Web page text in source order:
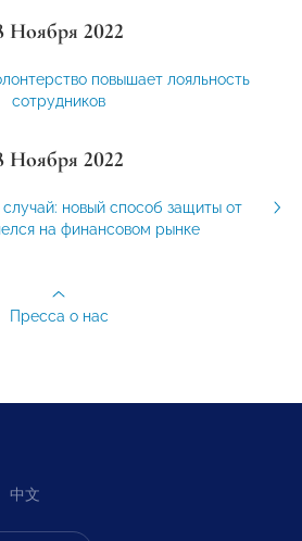
Ноября 2022
повышает лояльность
сотрудников
Ноября 2022
новый способ защиты от
на финансовом рынке
Пресса о нас
中文